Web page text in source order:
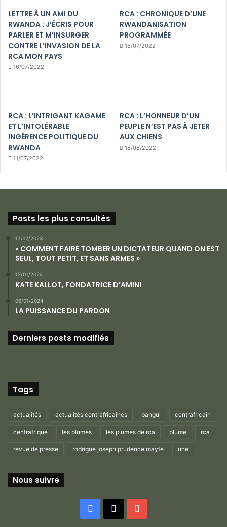
LETTRE À UN AMI DU
RWANDA : J’ÉCRIS POUR
PARLER ET M’INSURGER
CONTRE L’INVASION DE LA
RCA MON PAYS
16/07/2022
RCA : CHRONIQUE D’UNE
RWANDANISATION
PROGRAMMÉE
15/07/2022
RCA : L’INTRIGANT KAGAME
ET L’INTOLÉRABLE
INGÉRENCE POLITIQUE DU
RWANDA
11/07/2022
RCA : L’HONNEUR D’UN
PEUPLE N’EST PAS À JETER
AUX CHIENS
18/06/2022
Posts les plus consultés
17/12/2023
« COMMENT FAIRE TOMBER UN DICTATEUR QUAND ON EST
SEUL, TOUT PETIT, ET SANS ARMES »
12/01/2024
KATE KALLOT, FONDATRICE D’AMINI
06/01/2024
LA PUISSANCE DU PARDON
Derniers posts modifiés
Tags
actualités actualités centrafricaines bangui centrafricain
centrafrique les plumes les plumes de rca plume rca
revue de presse rodrigue joseph prudence mayte une
Nous suivre
Facebook